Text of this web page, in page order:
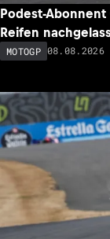
Podest-
Reifen
MOTOGP